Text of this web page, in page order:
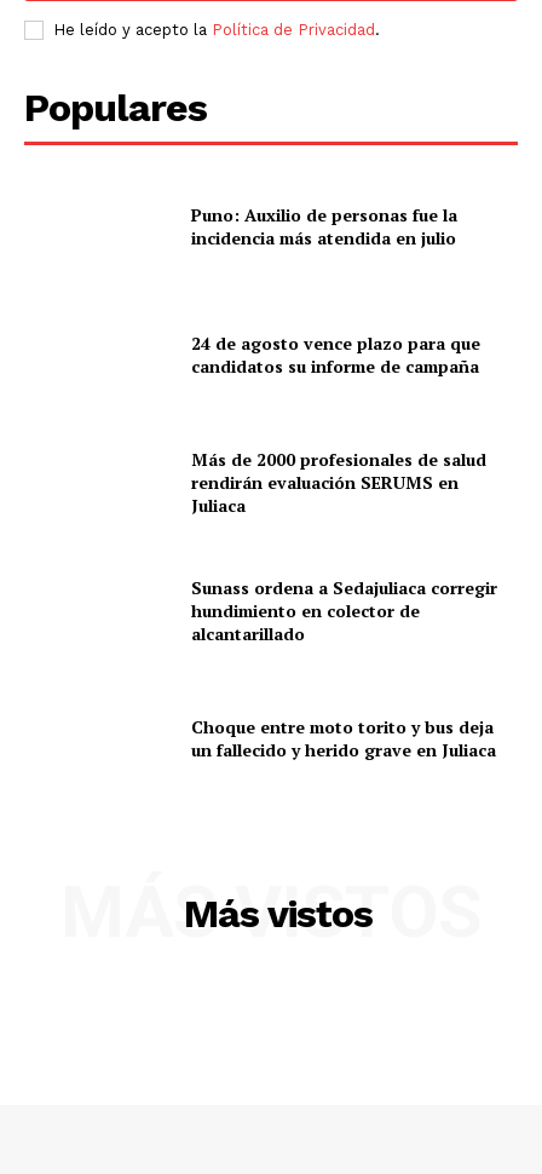
He leído y acepto la Política de Privacidad.
Populares
Puno: Auxilio de personas fue la
incidencia más atendida en julio
24 de agosto vence plazo para que
candidatos su informe de campaña
Más de 2000 profesionales de salud
rendirán evaluación SERUMS en
Juliaca
Sunass ordena a Sedajuliaca corregir
hundimiento en colector de
alcantarillado
Choque entre moto torito y bus deja
un fallecido y herido grave en Juliaca
Más vistos
MÁS VISTOS